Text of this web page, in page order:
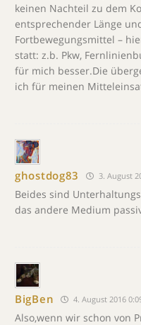
keinen Nachteil zu dem
entsprechender Länge
Fortbewegungsmittel –
statt: z.b. Pkw,
für mich besser.Die
ich für meinen
ghostdog83 3. August
Beides sind
das andere Medium
BigBen 4. August 2016
Also,wenn wir schon von